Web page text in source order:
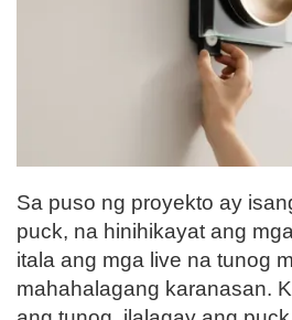
Sa puso ng proyekto ay
puck, na hinihikayat ang
itala ang mga live na tunog
mahahalagang karanasan.